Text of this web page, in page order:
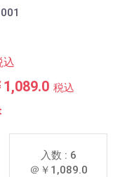
込
1,089.0 税込
入数 : 6
＠￥1,089.0